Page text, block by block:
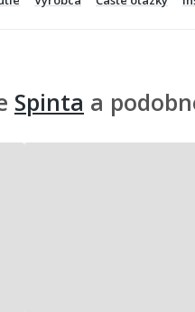
Spinta a